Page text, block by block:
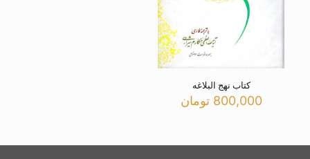
کتاب نهج البلاغه
800,000 تومان